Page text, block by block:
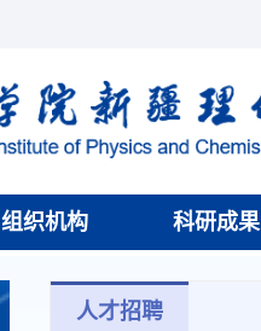
组织机构 科研成果
人才招聘